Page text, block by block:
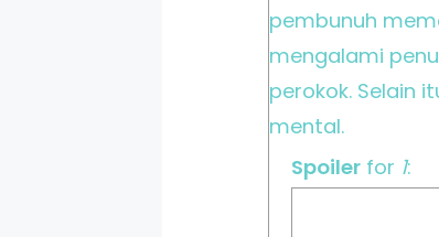
pembunuh
mengalami
perokok. Selain
mental.
Spoiler for 1: